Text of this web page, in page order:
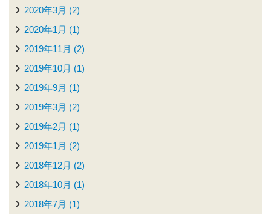
2020年3月 (2)
2020年1月 (1)
2019年11月 (2)
2019年10月 (1)
2019年9月 (1)
2019年3月 (2)
2019年2月 (1)
2019年1月 (2)
2018年12月 (2)
2018年10月 (1)
2018年7月 (1)